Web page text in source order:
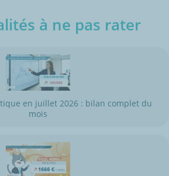
à ne pas rater
en juillet 2026 : bilan complet du
mois